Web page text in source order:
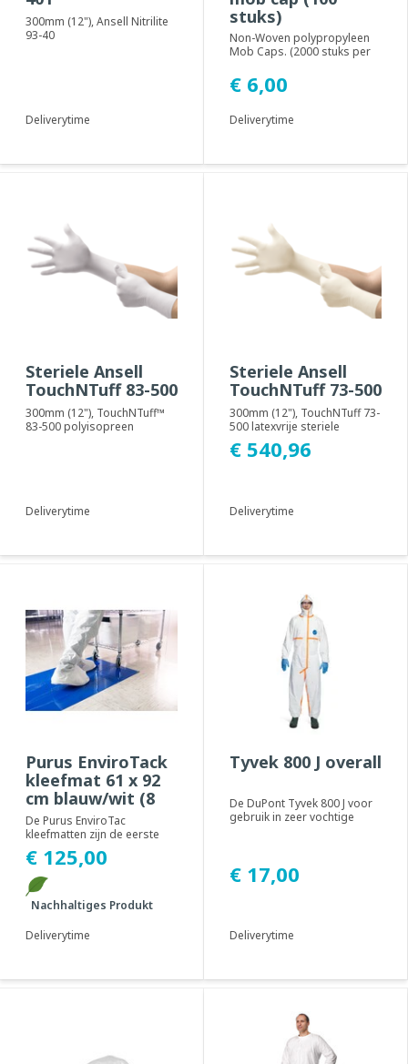
300mm (12"), Ansell Nitrilite
93-40
Deliverytime
stuks)
Non-Woven polypropyleen
Mob Caps. (2000 stuks per
€ 6,00
Deliverytime
Steriele Ansell
TouchNTuff 83-500
300mm (12"), TouchNTuff™
83-500 polyisopreen
Deliverytime
Steriele Ansell
TouchNTuff 73-500
300mm (12"), TouchNTuff 73-
500 latexvrije steriele
handschoenen zijn
ontworpen om moeitelo...
€ 540,96
Deliverytime
Purus EnviroTack
kleefmat 61 x 92
cm blauw/wit (8
stuks)
De Purus EnviroTac
kleefmatten zijn de eerste
vervuilingsbestrijdingsproducten
ter wereld ...
€ 125,00
Nachhaltiges Produkt
Deliverytime
Tyvek 800 J overall
De DuPont Tyvek 800 J voor
gebruik in zeer vochtige
€ 17,00
Deliverytime